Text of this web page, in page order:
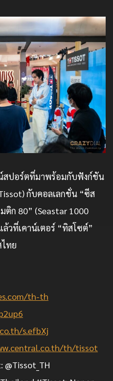
น์สปอร์ตที่มาพร้อมกับฟังก์ชัน
กับคอลเลกชั่น “ซีส
ติก 80” (Seastar 1000
วที่เคาน์เตอร์ “ทิสโซต์”
ทย
th-th
s.efbXj
th/tissot